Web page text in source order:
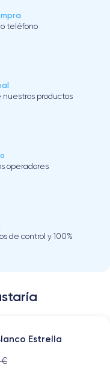
teléfono
productos
operadores
de control y 100%
Estrella
€